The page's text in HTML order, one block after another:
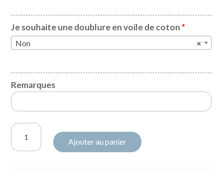
Je souhaite une doublure en voile de coton*
×
Non
Remarques
quantité
Ajouter au panier